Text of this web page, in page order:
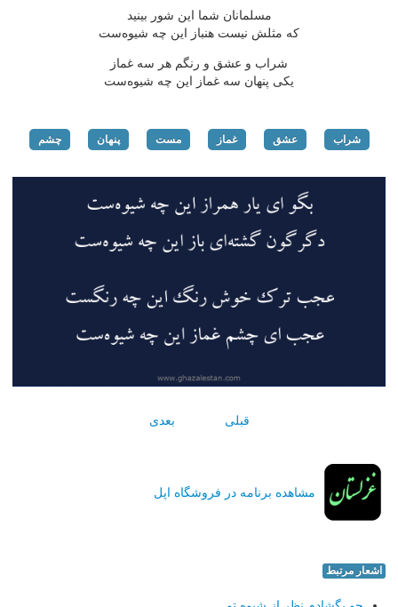
مسلمانان شما این شور بینید
كه مثلش نیست هنباز این چه شیوه‌ست
شراب و عشق و رنگم هر سه غماز
یكی پنهان سه غماز این چه شیوه‌ست
شراب عشق غماز مست پنهان چشم
قبلی بعدی
مشاهده برنامه در فروشگاه اپل
اشعار مرتبط